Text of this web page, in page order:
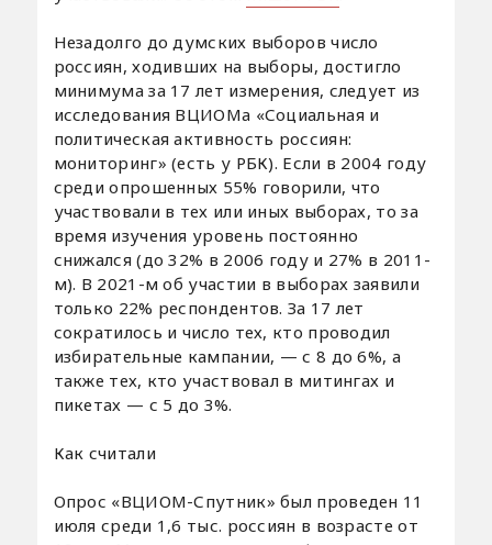
Незадолго до думских выборов число
россиян, ходивших на выборы, достигло
минимума за 17 лет измерения, следует из
исследования ВЦИОМа «Социальная и
политическая активность россиян:
мониторинг» (есть у РБК). Если в 2004 году
среди опрошенных 55% говорили, что
участвовали в тех или иных выборах, то за
время изучения уровень постоянно
снижался (до 32% в 2006 году и 27% в 2011-
м). В 2021-м об участии в выборах заявили
только 22% респондентов. За 17 лет
сократилось и число тех, кто проводил
избирательные кампании, — с 8 до 6%, а
также тех, кто участвовал в митингах и
пикетах — с 5 до 3%.
Как считали
Опрос «ВЦИОМ-Спутник» был проведен 11
июля среди 1,6 тыс. россиян в возрасте от